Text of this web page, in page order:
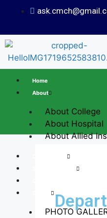
Home
About
About College
About Hospital
About Allied
PHOTO